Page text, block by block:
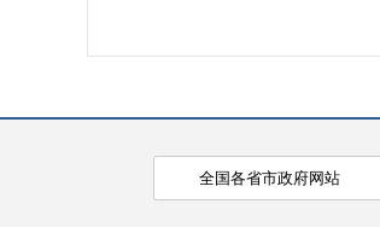
全国各省市政府网站